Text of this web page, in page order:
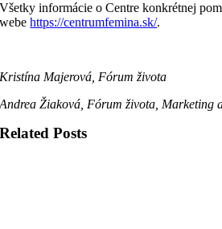
Všetky informácie o Centre konkrétnej
webehttps://centrumfemina.sk/.
Kristína Majerová, Fórum života
Andrea Žiaková, Fórum života, Marketing
Related Posts